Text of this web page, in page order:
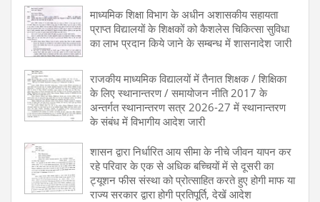
माध्यमिक शिक्षा विभाग के अधीन अशासकीय सहायता
प्राप्त विद्यालयों के शिक्षकों को कैशलेस चिकित्सा सुविधा
का लाभ प्रदान किये जाने के सम्बन्ध में शासनादेश जारी
राजकीय माध्यमिक विद्यालयों में तैनात शिक्षक / शिक्षिका
के लिए स्थानान्तरण / समायोजन नीति 2017 के
अन्तर्गत स्थानान्तरण सत्र 2026-27 में स्थानान्तरण
के संबंध में विभागीय आदेश जारी
शासन द्वारा निर्धारित आय सीमा के नीचे जीवन यापन कर
रहे परिवार के एक से अधिक बच्चियों में से दूसरी का
ट्यूशन फीस संस्था को प्रोत्साहित करते हुए होगी माफ या
राज्य सरकार द्वारा होगी प्रतिपूर्ति, देखें आदेश